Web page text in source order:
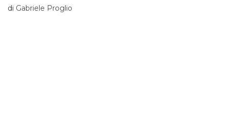
di Gabriele Proglio